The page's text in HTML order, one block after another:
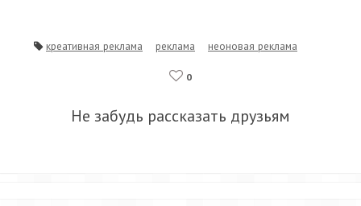
креативная реклама реклама неоновая реклама
0
Не забудь рассказать друзьям